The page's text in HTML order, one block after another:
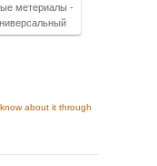
метериалы -
about it through